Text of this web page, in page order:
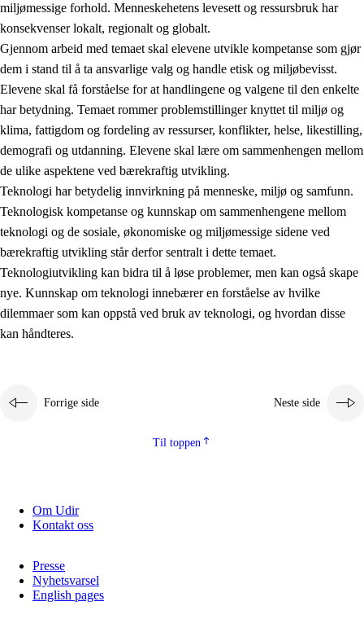
2. Prinsipper for læring, utvikling og danning
2.1 Sosial læring og utvikling
2.2 Kompetanse i fagene
2.3 Grunnleggende ferdigheter
2.4 Å lære å lære
Tverrfaglige temaer
2.5 Tverrfaglige temaer
2.5.1 Folkehelse og livsmestring
2.5.2 Demokrati og medborgerskap
2.5.3 Bærekraftig utvikling
miljømessige forhold. Menneskehetens levesett og ressursbruk har
konsekvenser lokalt, regionalt og globalt.
Gjennom arbeid med temaet skal elevene utvikle kompetanse som gjør
dem i stand til å ta ansvarlige valg og handle etisk og miljøbevisst.
Elevene skal få forståelse for at handlingene og valgene til den enkelte
har betydning. Temaet rommer problemstillinger knyttet til miljø og
klima, fattigdom og fordeling av ressurser, konflikter, helse, likestilling,
demografi og utdanning. Elevene skal lære om sammenhengen mellom
de ulike aspektene ved bærekraftig utvikling.
Teknologi har betydelig innvirkning på menneske, miljø og samfunn.
Teknologisk kompetanse og kunnskap om sammenhengene mellom
teknologi og de sosiale, økonomiske og miljømessige sidene ved
bærekraftig utvikling står derfor sentralt i dette temaet.
Teknologiutvikling kan bidra til å løse problemer, men kan også skape
nye. Kunnskap om teknologi innebærer en forståelse av hvilke
dilemmaer som kan oppstå ved bruk av teknologi, og hvordan disse
kan håndteres.
Forrige side Neste side
Til toppen
Om Udir
Kontakt oss
Presse
Nyhetsvarsel
English pages